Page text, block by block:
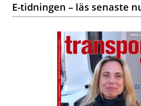
E-tidningen – läs senaste